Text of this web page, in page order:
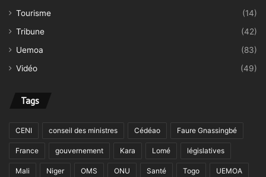
Tourisme
(14)
Tribune
(42)
Uemoa
(83)
Vidéo
(49)
Tags
CENI conseil des ministres Cédéao Faure Gnassingbé
France gouvernement Kara Lomé législatives
Mali Niger OMS ONU Santé Togo UEMOA